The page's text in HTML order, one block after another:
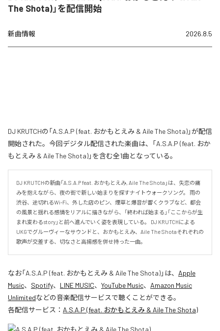
The Shota)」を配信開始
新曲情報 2026.8.5
DJ KRUTCHの「A.S.A.P (feat. おかもとえみ & Aile The Shota)」が配信
開始された。今回デジタル配信された楽曲は、「A.S.A.P (feat. おか
もとえみ & Aile The Shota)」を含む全1曲となっている。
DJ KRUTCHの新曲「A.S.A.P feat. おかもとえみ, Aile The Shota」は、失恋の痛
みを抱えながら、夜の街で新しい始まりを探すナイトウォークソング。 雨の
渋谷、途切れるWi-Fi、外した店のピン、煙草と爆音が響くクラブなど、都会
の風景と揺れる感情をリアルに描きながら、「終われば始まる」「ここからが生
まれ変わるstory」と前へ進んでいく姿を表現している。 DJ KRUTCHによる
UKGでグルーヴィーなサウンドと、おかもとえみ、Aile The Shotaそれぞれの
歌声が交差する、切なさと高揚感を併せ持った一曲。
なお「A.S.A.P (feat. おかもとえみ & Aile The Shota)」は、 Apple
Music、 Spotify、 LINE MUSIC、 YouTube Music、 Amazon Music
Unlimitedなどの音楽配信サービスで聴くことができる。
各配信サービス： A.S.A.P (feat. おかもとえみ & Aile The Shota)